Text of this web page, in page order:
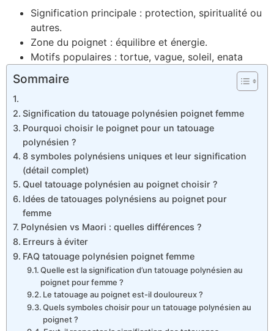
Signification principale : protection, spiritualité ou
autres.
Zone du poignet : équilibre et énergie.
Motifs populaires : tortue, vague, soleil, enata
Sommaire
Signification du tatouage polynésien poignet femme
Pourquoi choisir le poignet pour un tatouage
polynésien ?
8 symboles polynésiens uniques et leur signification
(détail complet)
Quel tatouage polynésien au poignet choisir ?
Idées de tatouages polynésiens au poignet pour
femme
Polynésien vs Maori : quelles différences ?
Erreurs à éviter
FAQ tatouage polynésien poignet femme
Quelle est la signification d’un tatouage polynésien au
poignet pour femme ?
Le tatouage au poignet est-il douloureux ?
Quels symboles choisir pour un tatouage polynésien au
poignet ?